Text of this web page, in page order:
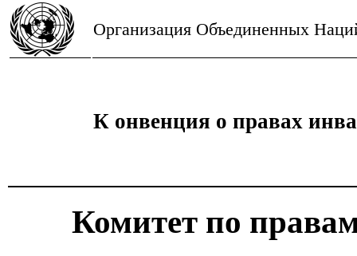
Организация Объединенных
К онвенция о правах
Комитет по